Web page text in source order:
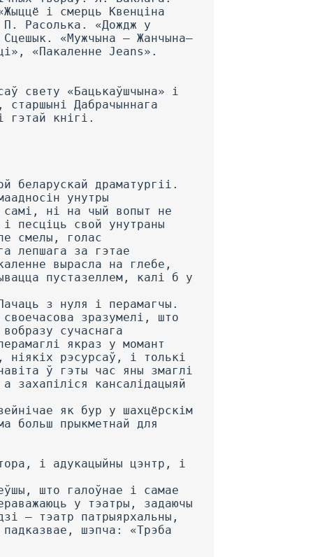
і смерць Квенціна
Расолька. «Дождж у
«Мужчына — Жанчына—
«Пакаленне Jeans».
свету «Бацькаўшчына» і
старшыні Дабрачыннага
гэтай кнігі.
беларускай драматургіі.
унутры
самі, ні на чый вопыт не
песціць свой унутраны
смелы, голас
лепшага за гэтае
вырасла на глебе,
пустазеллем, калі б у
з нуля і перамагчы.
зразумелі, што
сучаснага
якраз у момант
ніякіх рэсурсаў, і толькі
ў гэты час яны змаглі
захапіліся кансалідацыяй
як бур у шахцёрскім
больш прыкметнай для
і адукацыйны цэнтр, і
што галоўнае і самае
у тэатры, задаючы
— тэатр патрыярхальны,
шэпча: «Трэба